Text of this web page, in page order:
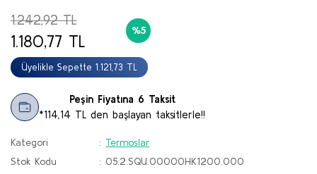
1.242,92 TL
1.180,77 TL
Üyelikle Sepette 1.121,73 TL
%5
Peşin Fiyatına 6 Taksit
*114,14 TL den başlayan taksitlerle!!
Kategori
Termoslar
Stok Kodu
05.2.SQU.00000HK1200.000